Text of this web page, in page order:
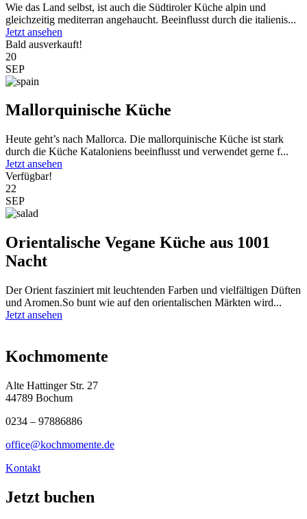
Wie das Land selbst, ist auch die Südtiroler Küche alpin und
gleichzeitig mediterran angehaucht. Beeinflusst durch die italienis...
Jetzt ansehen
Bald ausverkauft!
20
SEP
Mallorquinische Küche
Heute geht’s nach Mallorca. Die mallorquinische Küche ist stark
durch die Küche Kataloniens beeinflusst und verwendet gerne f...
Jetzt ansehen
Verfügbar!
22
SEP
Orientalische Vegane Küche aus 1001
Nacht
Der Orient fasziniert mit leuchtenden Farben und vielfältigen Düften
und Aromen.So bunt wie auf den orientalischen Märkten wird...
Jetzt ansehen
Kochmomente
Alte Hattinger Str. 27
44789 Bochum
0234 – 97886886
office@kochmomente.de
Kontakt
Jetzt buchen